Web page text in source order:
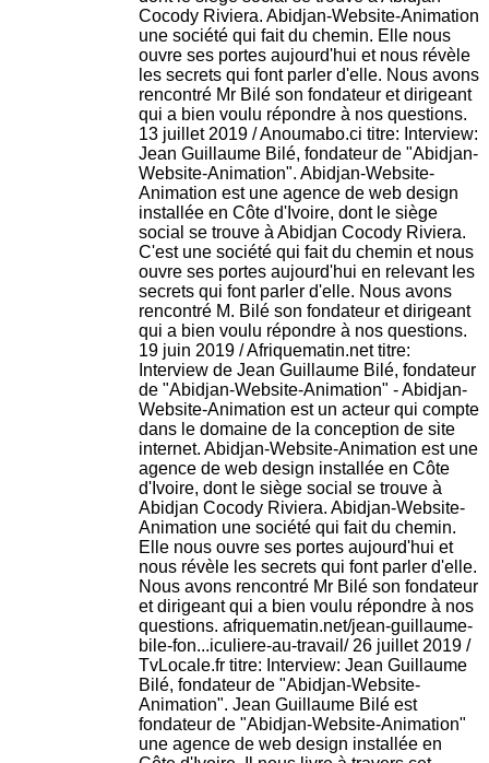
Cocody Riviera. Abidjan-Website-Animation
une société qui fait du chemin. Elle nous
ouvre ses portes aujourd'hui et nous révèle
les secrets qui font parler d'elle. Nous avons
rencontré Mr Bilé son fondateur et dirigeant
qui a bien voulu répondre à nos questions.
13 juillet 2019 / Anoumabo.ci titre: Interview:
Jean Guillaume Bilé, fondateur de "Abidjan-
Website-Animation". Abidjan-Website-
Animation est une agence de web design
installée en Côte d'Ivoire, dont le siège
social se trouve à Abidjan Cocody Riviera.
C'est une société qui fait du chemin et nous
ouvre ses portes aujourd'hui en relevant les
secrets qui font parler d'elle. Nous avons
rencontré M. Bilé son fondateur et dirigeant
qui a bien voulu répondre à nos questions.
19 juin 2019 / Afriquematin.net titre:
Interview de Jean Guillaume Bilé, fondateur
de "Abidjan-Website-Animation" - Abidjan-
Website-Animation est un acteur qui compte
dans le domaine de la conception de site
internet. Abidjan-Website-Animation est une
agence de web design installée en Côte
d'Ivoire, dont le siège social se trouve à
Abidjan Cocody Riviera. Abidjan-Website-
Animation une société qui fait du chemin.
Elle nous ouvre ses portes aujourd'hui et
nous révèle les secrets qui font parler d'elle.
Nous avons rencontré Mr Bilé son fondateur
et dirigeant qui a bien voulu répondre à nos
questions. afriquematin.net/jean-guillaume-
bile-fon...iculiere-au-travail/ 26 juillet 2019 /
TvLocale.fr titre: Interview: Jean Guillaume
Bilé, fondateur de "Abidjan-Website-
Animation". Jean Guillaume Bilé est
fondateur de "Abidjan-Website-Animation"
une agence de web design installée en